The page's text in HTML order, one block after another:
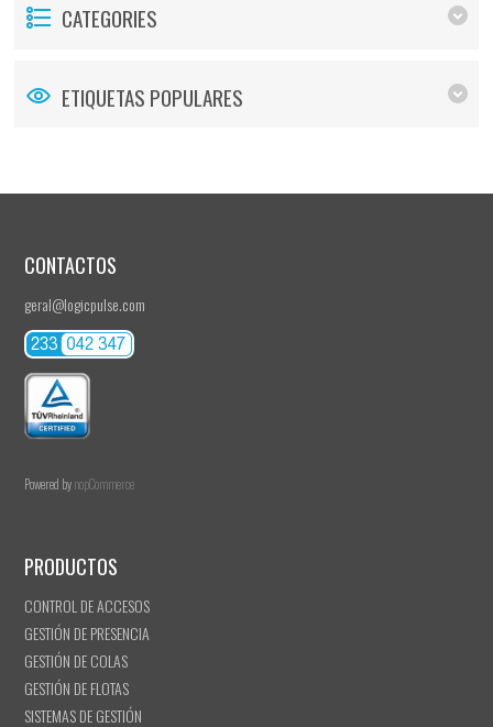
CATEGORIES
ETIQUETAS POPULARES
CONTACTOS
geral@logicpulse.com
Powered bynopCommerce
PRODUCTOS
CONTROL DE ACCESOS
GESTIÓN DE PRESENCIA
GESTIÓN DE COLAS
GESTIÓN DE FLOTAS
SISTEMAS DE GESTIÓN